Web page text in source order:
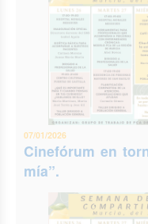
07/01/2026
Cinefórum en
mía”.